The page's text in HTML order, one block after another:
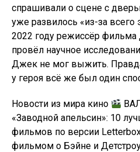
спрашивали о сцене с
уже развилось «из-за всего
2022 году режиссёр
провёл научное
Джек не мог выжить.
у героя всё же был один
Новости из мира кино
«Заводной апельсин»: 10
фильмов по версии
фильмом о Бэйне и